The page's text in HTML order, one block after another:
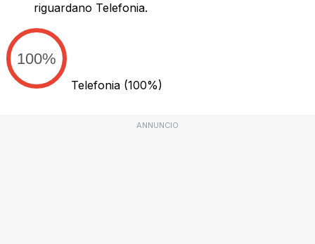
riguardano Telefonia.
100%
Telefonia (100%)
ANNUNCIO